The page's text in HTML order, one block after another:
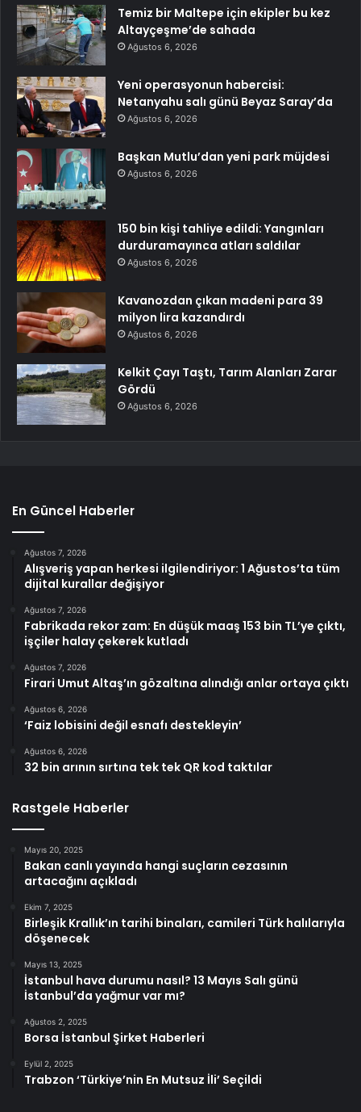
Temiz bir Maltepe için ekipler bu kez
Altayçeşme’de sahada
Ağustos 6, 2026
Yeni operasyonun habercisi:
Netanyahu salı günü Beyaz Saray’da
Ağustos 6, 2026
Başkan Mutlu’dan yeni park müjdesi
Ağustos 6, 2026
150 bin kişi tahliye edildi: Yangınları
durduramayınca atları saldılar
Ağustos 6, 2026
Kavanozdan çıkan madeni para 39
milyon lira kazandırdı
Ağustos 6, 2026
Kelkit Çayı Taştı, Tarım Alanları Zarar
Gördü
Ağustos 6, 2026
En Güncel Haberler
Ağustos 7, 2026
Alışveriş yapan herkesi ilgilendiriyor: 1 Ağustos’ta tüm
dijital kurallar değişiyor
Ağustos 7, 2026
Fabrikada rekor zam: En düşük maaş 153 bin TL’ye çıktı,
işçiler halay çekerek kutladı
Ağustos 7, 2026
Firari Umut Altaş’ın gözaltına alındığı anlar ortaya çıktı
Ağustos 6, 2026
‘Faiz lobisini değil esnafı destekleyin’
Ağustos 6, 2026
32 bin arının sırtına tek tek QR kod taktılar
Rastgele Haberler
Mayıs 20, 2025
Bakan canlı yayında hangi suçların cezasının
artacağını açıkladı
Ekim 7, 2025
Birleşik Krallık’ın tarihi binaları, camileri Türk halılarıyla
döşenecek
Mayıs 13, 2025
İstanbul hava durumu nasıl? 13 Mayıs Salı günü
İstanbul’da yağmur var mı?
Ağustos 2, 2025
Borsa İstanbul Şirket Haberleri
Eylül 2, 2025
Trabzon ‘Türkiye’nin En Mutsuz İli’ Seçildi